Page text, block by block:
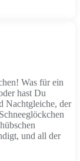
Was für ein
hast Du
Nachtgleiche, der
und all der